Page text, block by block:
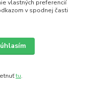
is licensed by CC 3.0 BY
vlastných preferencií
v spodnej časti
tu.